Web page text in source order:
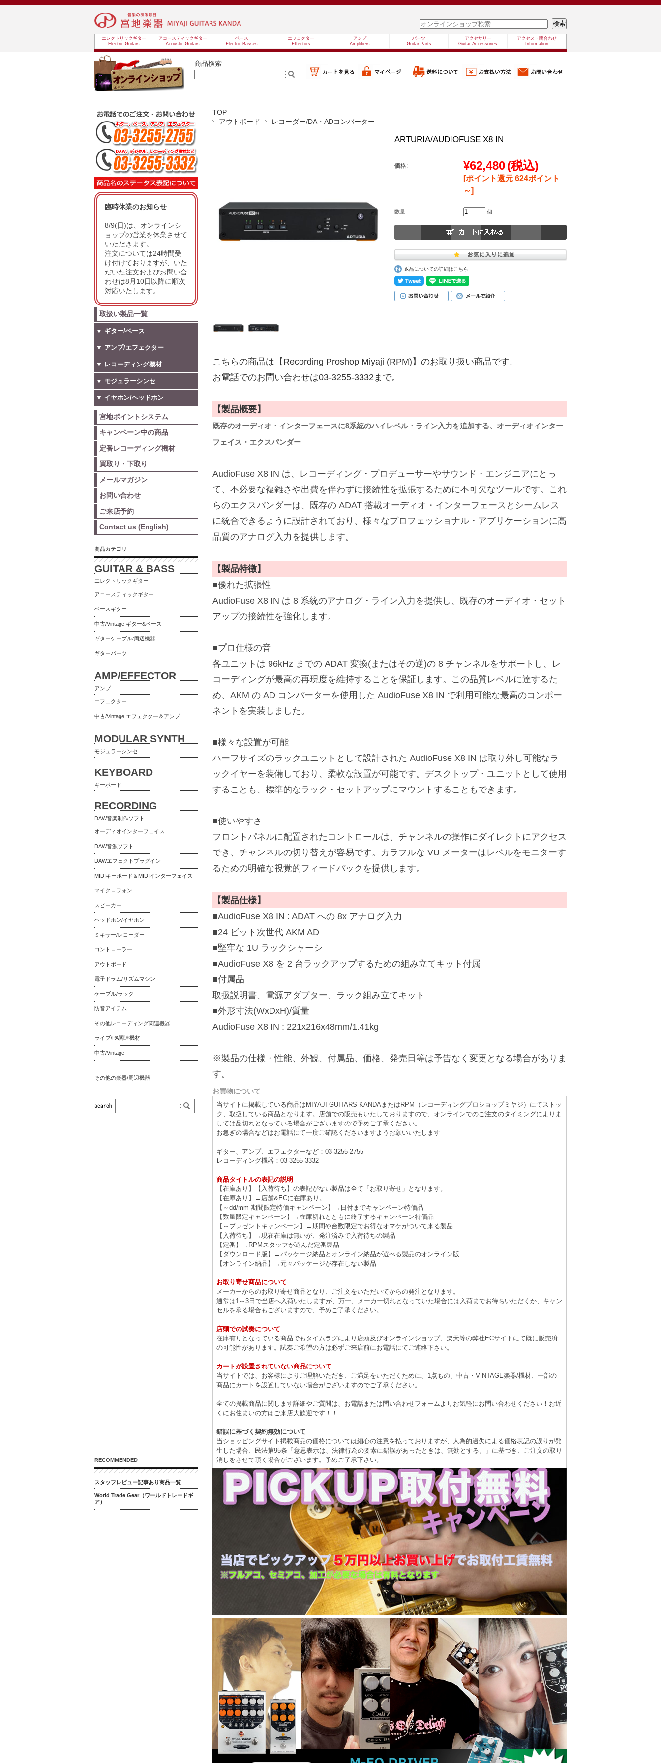
エレクトリックギター
Electric Guitars
アコースティックギター
Acoustic Guitars
ベース
Electric Basses
エフェクター
Effectors
アンプ
Amplifiers
パーツ
Guitar Parts
アクセサリー
Guitar Accessories
アクセス・問合わせ
Information
商品検索
TOP
アウトボード
レコーダー/DA・ADコンバーター
ARTURIA/AUDIOFUSE X8 IN
価格: ¥62,480(税込)
[ポイント還元 624ポイント
～]
数量: 個
返品についての詳細はこちら
こちらの商品は【Recording Proshop Miyaji (RPM)】のお取り扱い商品です。
お電話でのお問い合わせは03-3255-3332まで。
【製品概要】
既存のオーディオ・インターフェースに8系統のハイレベル・ライン入力を追加する、オーディオインター
フェイス・エクスパンダー
AudioFuse X8 IN は、レコーディング・プロデューサーやサウンド・エンジニアにとっ
て、不必要な複雑さや出費を伴わずに接続性を拡張するために不可欠なツールです。これ
らのエクスパンダーは、既存の ADAT 搭載オーディオ・インターフェースとシームレス
に統合できるように設計されており、様々なプロフェッショナル・アプリケーションに高
品質のアナログ入力を提供します。
【製品特徴】
■優れた拡張性
AudioFuse X8 IN は 8 系統のアナログ・ライン入力を提供し、既存のオーディオ・セット
アップの接続性を強化します。
■プロ仕様の音
各ユニットは 96kHz までの ADAT 変換(またはその逆)の 8 チャンネルをサポートし、レ
コーディングが最高の再現度を維持することを保証します。この品質レベルに達するた
め、AKM の AD コンバーターを使用した AudioFuse X8 IN で利用可能な最高のコンポー
ネントを実装しました。
■様々な設置が可能
ハーフサイズのラックユニットとして設計された AudioFuse X8 IN は取り外し可能なラ
ックイヤーを装備しており、柔軟な設置が可能です。デスクトップ・ユニットとして使用
することも、標準的なラック・セットアップにマウントすることもできます。
■使いやすさ
フロントパネルに配置されたコントロールは、チャンネルの操作にダイレクトにアクセス
でき、チャンネルの切り替えが容易です。カラフルな VU メーターはレベルをモニターす
るための明確な視覚的フィードバックを提供します。
【製品仕様】
■AudioFuse X8 IN : ADAT への 8x アナログ入力
■24 ビット次世代 AKM AD
■堅牢な 1U ラックシャーシ
■AudioFuse X8 を 2 台ラックアップするための組み立てキット付属
■付属品
取扱説明書、電源アダプター、ラック組み立てキット
■外形寸法(WxDxH)/質量
AudioFuse X8 IN : 221x216x48mm/1.41kg
※製品の仕様・性能、外観、付属品、価格、発売日等は予告なく変更となる場合がありま
す。
お買物について
当サイトに掲載している商品はMIYAJI GUITARS KANDAまたはRPM（レコーディングプロショップミヤジ）にてストッ
ク、取扱している商品となります。店舗での販売もいたしておりますので、オンラインでのご注文のタイミングによりま
しては品切れとなっている場合がございますので予めご了承ください。
お急ぎの場合などはお電話にて一度ご確認くださいますようお願いいたします
ギター、アンプ、エフェクターなど：03-3255-2755
レコーディング機器：03-3255-3332
商品タイトルの表記の説明
【在庫あり】【入荷待ち】の表記がない製品は全て「お取り寄せ」となります。
【在庫あり】→店舗&ECに在庫あり。
【～dd/mm 期間限定特価キャンペーン】→日付までキャンペーン特価品
【数量限定キャンペーン】→在庫切れとともに終了するキャンペーン特価品
【～プレゼントキャンペーン】→期間や台数限定でお得なオマケがついて来る製品
【入荷待ち】→現在在庫は無いが、発注済みで入荷待ちの製品
【定番】→RPMスタッフが選んだ定番製品
【ダウンロード版】→パッケージ納品とオンライン納品が選べる製品のオンライン版
【オンライン納品】→元々パッケージが存在しない製品
お取り寄せ商品について
メーカーからのお取り寄せ商品となり、ご注文をいただいてからの発注となります。
通常は1～3日で当店へ入荷いたしますが、万一、メーカー切れとなっていた場合には入荷までお待ちいただくか、キャン
セルを承る場合もございますので、予めご了承ください。
店頭での試奏について
在庫有りとなっている商品でもタイムラグにより店頭及びオンラインショップ、楽天等の弊社ECサイトにて既に販売済
の可能性があります。試奏ご希望の方は必ずご来店前にお電話にてご連絡下さい。
カートが設置されていない商品について
当サイトでは、お客様によりご理解いただき、ご満足をいただくために、1点もの、中古・VINTAGE楽器/機材、一部の
商品にカートを設置していない場合がございますのでご了承ください。
全ての掲載商品に関します詳細やご質問は、お電話または問い合わせフォームよりお気軽にお問い合わせください！お近
くにお住まいの方はご来店大歓迎です！！
錯誤に基づく契約無効について
当ショッピングサイト掲載商品の価格については細心の注意を払っておりますが、人為的過失による価格表記の誤りが発
生した場合、民法第95条「意思表示は、法律行為の要素に錯誤があったときは、無効とする。」に基づき、ご注文の取り
消しをさせて頂く場合がございます。予めご了承下さい。
臨時休業のお知らせ
8/9(日)は、オンラインシ
ョップの営業を休業させて
いただきます。
注文については24時間受
け付けておりますが、いた
だいた注文およびお問い合
わせは8月10日以降に順次
対応いたします。
取扱い製品一覧
▼ ギター/ベース
▼ アンプ/エフェクター
▼ レコーディング機材
▼ モジュラーシンセ
▼ イヤホン/ヘッドホン
宮地ポイントシステム
キャンペーン中の商品
定番レコーディング機材
買取り・下取り
メールマガジン
お問い合わせ
ご来店予約
Contact us (English)
商品カテゴリ
GUITAR & BASS
エレクトリックギター
アコースティックギター
ベースギター
中古/Vintage ギター&ベース
ギターケーブル/周辺機器
ギターパーツ
AMP/EFFECTOR
アンプ
エフェクター
中古/Vintage エフェクター＆アンプ
MODULAR SYNTH
モジュラーシンセ
KEYBOARD
キーボード
RECORDING
DAW音楽制作ソフト
オーディオインターフェイス
DAW音源ソフト
DAWエフェクトプラグイン
MIDIキーボード＆MIDIインターフェイス
マイクロフォン
スピーカー
ヘッドホン/イヤホン
ミキサー/レコーダー
コントローラー
アウトボード
電子ドラム/リズムマシン
ケーブル/ラック
防音アイテム
その他レコーディング関連機器
ライブ/PA関連機材
中古/Vintage
その他の楽器/周辺機器
RECOMMENDED
スタッフレビュー記事あり商品一覧
World Trade Gear（ワールドトレードギ
ア）